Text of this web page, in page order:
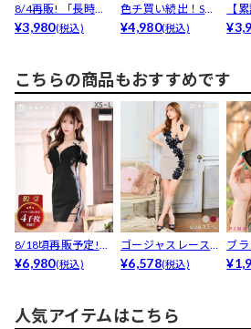
8/4再販! 「長時間
履いてても疲れま...
¥3,980(税込)
色チ買い続出！SEX
Yホルターネック
¥4,980(税込)
【
以上
こちらの商品もおすすめです
8/18頃再販予定!
【累計販売40...
¥6,980(税込)
ゴージャスレース
ライン谷間透けノ
¥6,578(税込)
ブ
サ
人気アイテムはこちら